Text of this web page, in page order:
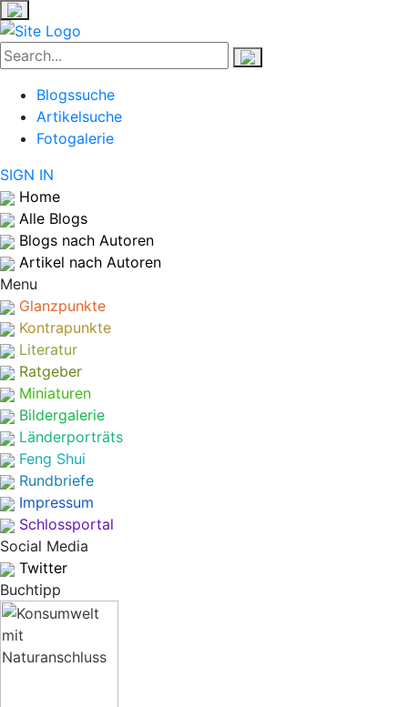
Blogssuche
Artikelsuche
Fotogalerie
SIGN IN
Home
Alle Blogs
Blogs nach Autoren
Artikel nach Autoren
Menu
Glanzpunkte
Kontrapunkte
Literatur
Ratgeber
Miniaturen
Bildergalerie
Länderporträts
Feng Shui
Rundbriefe
Impressum
Schlossportal
Social Media
Twitter
Buchtipp